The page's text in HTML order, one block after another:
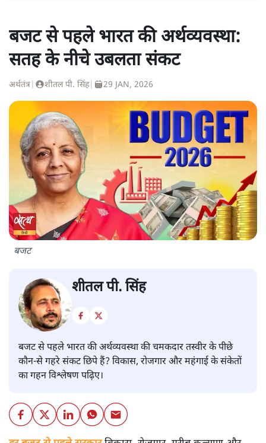
बजट से पहले भारत की अर्थव्यवस्था:
सतह के नीचे उबलता संकट
अर्थतंत्र शीतल पी. सिंह| 29 JAN, 2026
बजट
शीतल पी. सिंह
बजट से पहले भारत की अर्थव्यवस्था की चमकदार तस्वीर के पीछे
कौन-से गहरे संकट छिपे हैं? विकास, रोजगार और महंगाई के संकेतों
का गहन विश्लेषण पढ़िए।